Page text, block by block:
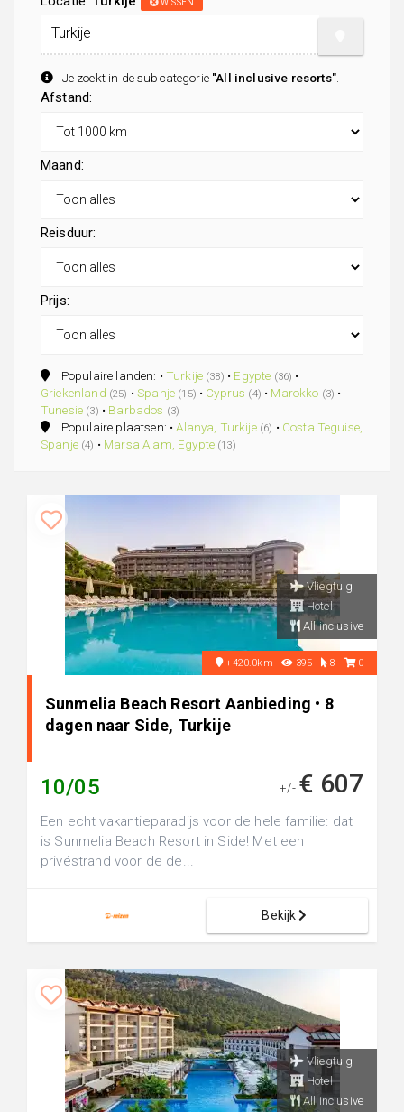
Je zoekt in de subcategorie "All inclusive resorts".
Afstand:
Maand:
Reisduur:
Prijs:
Populaire landen: • Turkije (38) • Egypte (36) •
Griekenland (25) •Spanje (15) • Cyprus (4) • Marokko (3) •
Tunesie (3) • Barbados (3)
Populaire plaatsen: •Alanya, Turkije (6) • Costa Teguise,
Spanje (4) • Marsa Alam, Egypte (13)
Vliegtuig
Hotel
All inclusive
+420.0km 395 8 0
Sunmelia Beach Resort Aanbieding • 8
dagen naar Side, Turkije
10/05 +/- € 607
Een echt vakantieparadijs voor de hele familie: dat
is Sunmelia Beach Resort in Side! Met een
privéstrand voor de de...
Bekijk
Vliegtuig
Hotel
All inclusive